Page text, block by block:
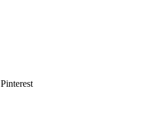
Pinterest